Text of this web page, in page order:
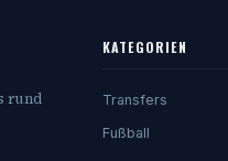
rund
KATEGORIEN
Transfers
Fußball